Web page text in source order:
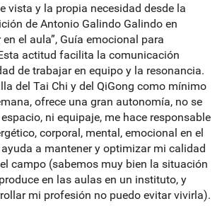
vista y la propia necesidad desde la
de Antonio Galindo Galindo en
el aula”, Guía emocional para
actitud facilita la comunicación
de trabajar en equipo y la resonancia.
del Tai Chi y del QiGong como mínimo
ofrece una gran autonomía, no se
ni equipaje, me hace responsable
corporal, mental, emocional en el
a mantener y optimizar mi calidad
campo (sabemos muy bien la situación
en las aulas en un instituto, y
mi profesión no puedo evitar vivirla).